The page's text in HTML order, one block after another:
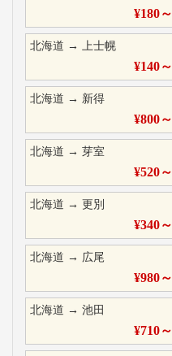
¥180～
北海道 → 上士幌
¥140～
北海道 → 新得
¥800～
北海道 → 芽室
¥520～
北海道 → 更別
¥340～
北海道 → 広尾
¥980～
北海道 → 池田
¥710～